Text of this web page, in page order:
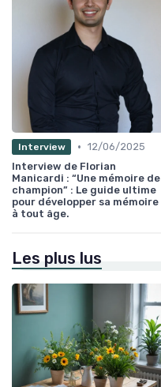
Interview • 12/06/2025
Interview de Florian
Manicardi : “Une mémoire de
champion” : Le guide ultime
pour développer sa mémoire
à tout âge.
Les plus lus